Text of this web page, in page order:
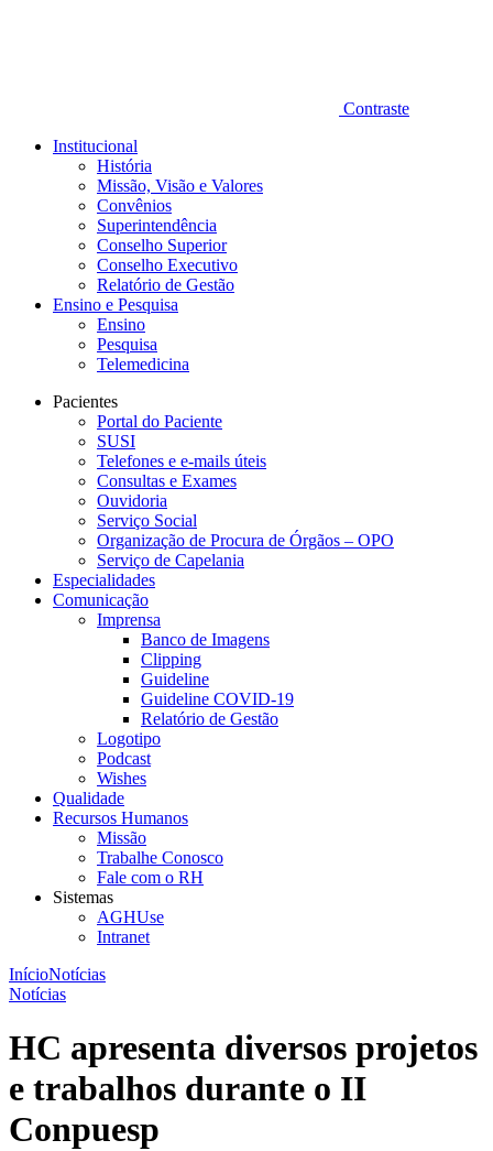
Contraste
Institucional
História
Missão, Visão e Valores
Convênios
Superintendência
Conselho Superior
Conselho Executivo
Relatório de Gestão
Ensino e Pesquisa
Ensino
Pesquisa
Telemedicina
Pacientes
Portal do Paciente
SUSI
Telefones e e-mails úteis
Consultas e Exames
Ouvidoria
Serviço Social
Organização de Procura de Órgãos – OPO
Serviço de Capelania
Especialidades
Comunicação
Imprensa
Banco de Imagens
Clipping
Guideline
Guideline COVID-19
Relatório de Gestão
Logotipo
Podcast
Wishes
Qualidade
Recursos Humanos
Missão
Trabalhe Conosco
Fale com o RH
Sistemas
AGHUse
Intranet
InícioNotícias
Notícias
HC apresenta diversos projetos
e trabalhos durante o II
Conpuesp